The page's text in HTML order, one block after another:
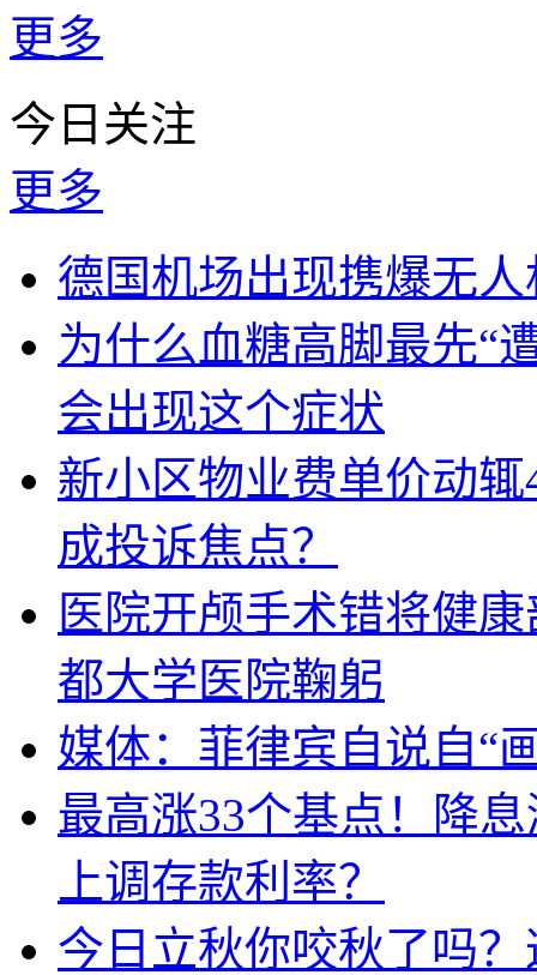
更多
今日关注
更多
德国机场出现携爆无
为什么血糖高脚最先“
会出现这个症状
新小区物业费单价动
成投诉焦点？
医院开颅手术错将健
都大学医院鞠躬
媒体：菲律宾自说自“
最高涨33个基点！降
上调存款利率？
今日立秋你咬秋了吗